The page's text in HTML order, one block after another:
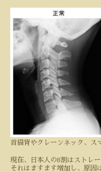
首猫背やクレーンネック、ス
現在、日本人の8割はストレ
それはますます増加し、原因